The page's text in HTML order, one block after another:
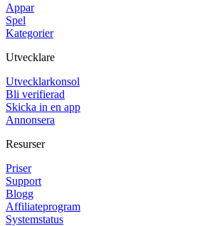
Appar
Spel
Kategorier
Utvecklare
Utvecklarkonsol
Bli verifierad
Skicka in en app
Annonsera
Resurser
Priser
Support
Blogg
Affiliateprogram
Systemstatus